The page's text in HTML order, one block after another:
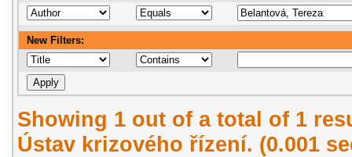
New Filters:
Showing 1 out of a total of 1
Ústav krizového řízení. (0.001